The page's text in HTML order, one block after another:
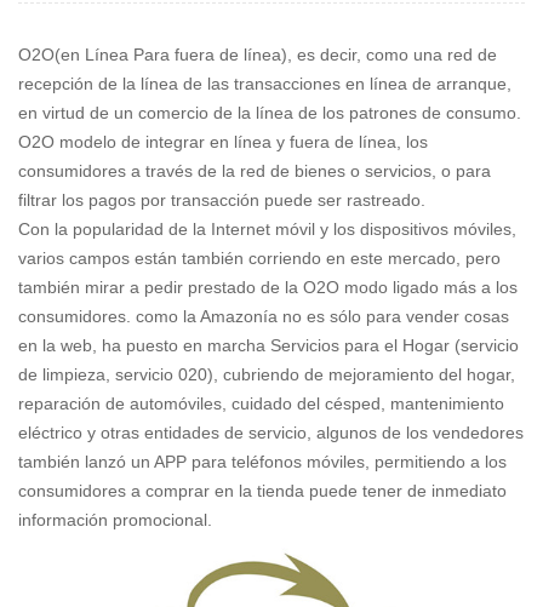
O2O(en Línea Para fuera de línea), es decir, como una red de
recepción de la línea de las transacciones en línea de arranque,
en virtud de un comercio de la línea de los patrones de consumo.
O2O modelo de integrar en línea y fuera de línea, los
consumidores a través de la red de bienes o servicios, o para
filtrar los pagos por transacción puede ser rastreado.
Con la popularidad de la Internet móvil y los dispositivos móviles,
varios campos están también corriendo en este mercado, pero
también mirar a pedir prestado de la O2O modo ligado más a los
consumidores. como la Amazonía no es sólo para vender cosas
en la web, ha puesto en marcha Servicios para el Hogar (servicio
de limpieza, servicio 020), cubriendo de mejoramiento del hogar,
reparación de automóviles, cuidado del césped, mantenimiento
eléctrico y otras entidades de servicio, algunos de los vendedores
también lanzó un APP para teléfonos móviles, permitiendo a los
consumidores a comprar en la tienda puede tener de inmediato
información promocional.